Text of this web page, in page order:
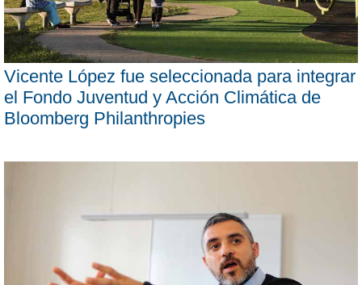
Vicente López fue seleccionada para integrar
el Fondo Juventud y Acción Climática de
Bloomberg Philanthropies